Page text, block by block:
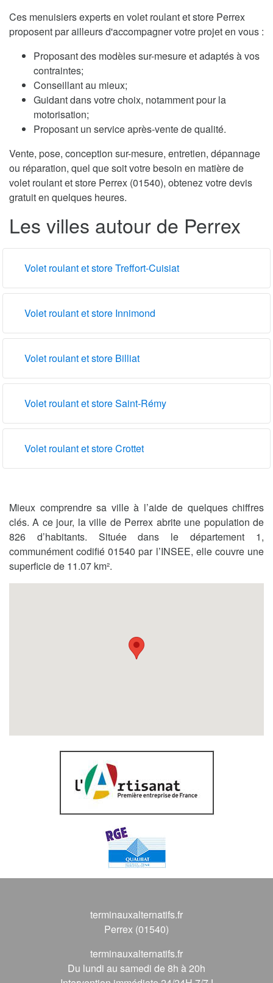
Ces menuisiers experts en volet roulant et store Perrex
proposent par ailleurs d'accompagner votre projet en vous :
Proposant des modèles sur-mesure et adaptés à vos
contraintes;
Conseillant au mieux;
Guidant dans votre choix, notamment pour la
motorisation;
Proposant un service après-vente de qualité.
Vente, pose, conception sur-mesure, entretien, dépannage
ou réparation, quel que soit votre besoin en matière de
volet roulant et store Perrex (01540), obtenez votre devis
gratuit en quelques heures.
Les villes autour de Perrex
Volet roulant et store Treffort-Cuisiat
Volet roulant et store Innimond
Volet roulant et store Billiat
Volet roulant et store Saint-Rémy
Volet roulant et store Crottet
Mieux comprendre sa ville à l’aide de quelques chiffres
clés. A ce jour, la ville de Perrex abrite une population de
826 d’habitants. Située dans le département 1,
communément codifié 01540 par l’INSEE, elle couvre une
superficie de 11.07 km².
terminauxalternatifs.fr
Perrex (01540)
terminauxalternatifs.fr
Du lundi au samedi de 8h à 20h